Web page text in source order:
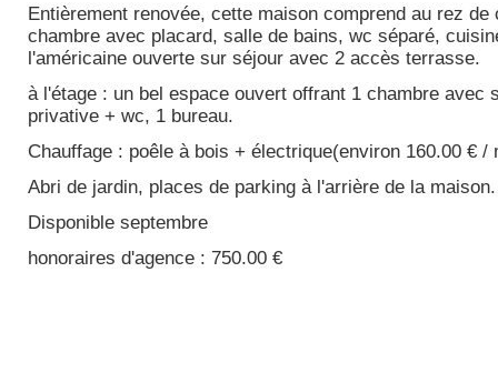
Entièrement renovée, cette maison comprend au rez de
chambre avec placard, salle de bains, wc séparé,
l'américaine ouverte sur séjour avec 2 accès terrasse.
à l'étage : un bel espace ouvert offrant 1 chambre avec
privative + wc, 1 bureau.
Chauffage : poêle à bois + électrique(environ 160.00 € /
Abri de jardin, places de parking à l'arrière de la maison.
Disponible septembre
honoraires d'agence : 750.00 €